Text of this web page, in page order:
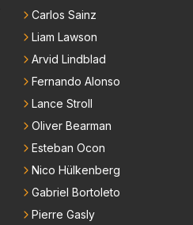
Carlos Sainz
Liam Lawson
Arvid Lindblad
Fernando Alonso
Lance Stroll
Oliver Bearman
Esteban Ocon
Nico Hülkenberg
Gabriel Bortoleto
Pierre Gasly